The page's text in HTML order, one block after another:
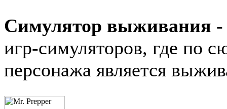
Симулятор выживания -
игр-симуляторов, где по
персонажа является